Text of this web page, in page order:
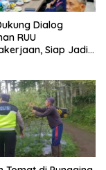
Dialog
RUU
Siap Jadi